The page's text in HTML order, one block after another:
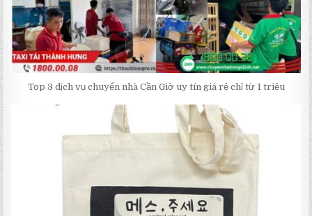
Top 3 dịch vụ chuyển nhà Cần Giờ uy tín giá rẻ chỉ từ 1 triệu